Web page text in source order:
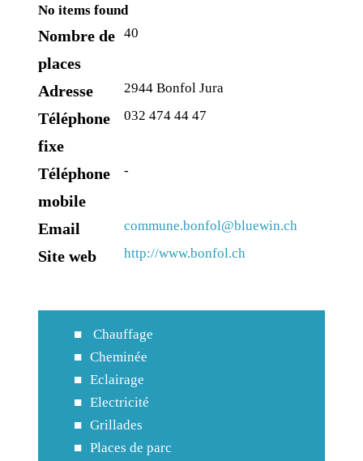
No items found
Nombre de
places
40
Adresse 2944 Bonfol Jura
Téléphone
fixe
032 474 44 47
Téléphone
mobile
-
Email commune.bonfol@bluewin.ch
Site web http://www.bonfol.ch
Chauffage
Cheminée
Eclairage
Electricité
Grillades
Places de parc